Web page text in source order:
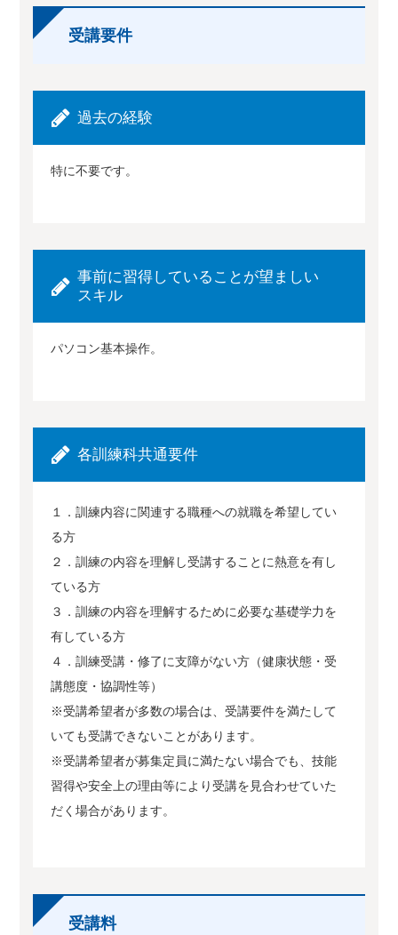
受講要件
過去の経験
特に不要です。
事前に習得していることが望ましい
スキル
パソコン基本操作。
各訓練科共通要件
１．訓練内容に関連する職種への就職を希望してい
る方
２．訓練の内容を理解し受講することに熱意を有し
ている方
３．訓練の内容を理解するために必要な基礎学力を
有している方
４．訓練受講・修了に支障がない方（健康状態・受
講態度・協調性等）
※受講希望者が多数の場合は、受講要件を満たして
いても受講できないことがあります。
※受講希望者が募集定員に満たない場合でも、技能
習得や安全上の理由等により受講を見合わせていた
だく場合があります。
受講料